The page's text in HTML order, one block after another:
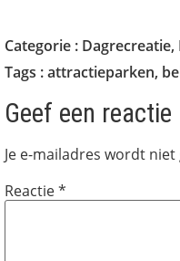
Categorie : Dagrecreatie,
Tags :attractieparken,
Geef een reactie
Je e-mailadres wordt
Reactie*